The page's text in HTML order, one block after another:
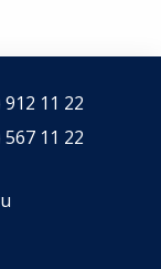
912 11 22
567 11 22